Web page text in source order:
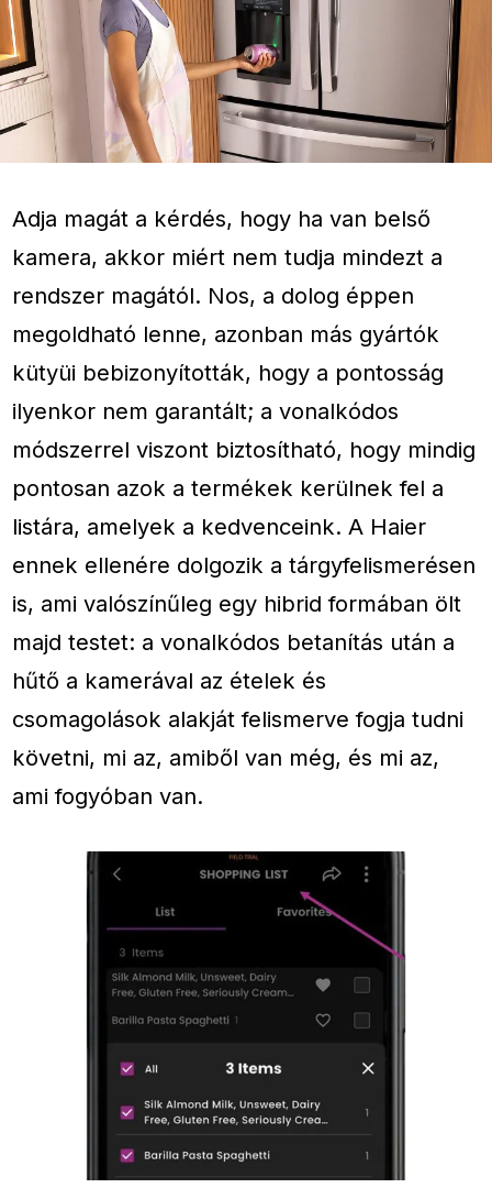
Adja magát a kérdés, hogy ha van belső
kamera, akkor miért nem tudja mindezt a
rendszer magától. Nos, a dolog éppen
megoldható lenne, azonban más gyártók
kütyüi bebizonyították, hogy a pontosság
ilyenkor nem garantált; a vonalkódos
módszerrel viszont biztosítható, hogy mindig
pontosan azok a termékek kerülnek fel a
listára, amelyek a kedvenceink. A Haier
ennek ellenére dolgozik a tárgyfelismerésen
is, ami valószínűleg egy hibrid formában ölt
majd testet: a vonalkódos betanítás után a
hűtő a kamerával az ételek és
csomagolások alakját felismerve fogja tudni
követni, mi az, amiből van még, és mi az,
ami fogyóban van.